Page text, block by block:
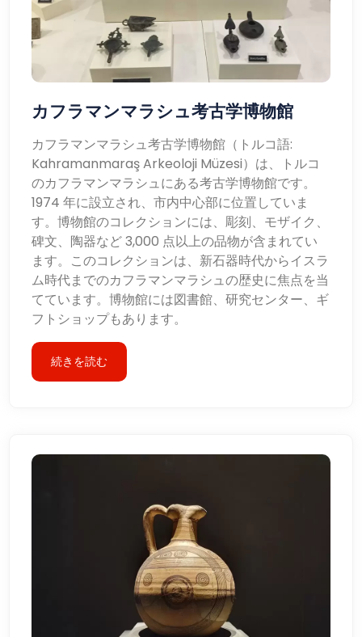
カフラマンマラシュ考古学博物館
カフラマンマラシュ考古学博物館（トルコ語:
Kahramanmaraş Arkeoloji Müzesi）は、トルコ
のカフラマンマラシュにある考古学博物館です。
1974 年に設立され、市内中心部に位置していま
す。博物館のコレクションには、彫刻、モザイク、
碑文、陶器など 3,000 点以上の品物が含まれてい
ます。このコレクションは、新石器時代からイスラ
ム時代までのカフラマンマラシュの歴史に焦点を当
てています。博物館には図書館、研究センター、ギ
フトショップもあります。
続きを読む